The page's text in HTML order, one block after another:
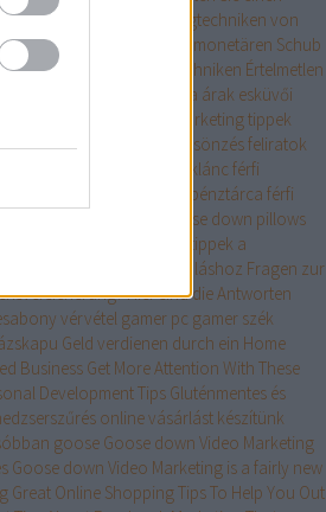
mit diesen Marketingtechniken von
Depot
Erhalten Sie einen monetären Schub
diesen Artikel-Marketing-Techniken Értelmetlen
esküvői ruha árak esküvői
Facebook marketing tippek
menyasszonyi ruha kölcsönzésfeliratok
férfi nyaklánc férfi
ferfi pénztárca férfi
firm goose down pillows
Főbb tippek a
való profitáláshoz Fragen zur
Hier sind die Antworten
vérvétel gamer pc gamer szék
Geld verdienen durch ein Home
Business Get More Attention With These
Development Tips Gluténmentes és
online vásárlást készítünk
goose Goose down Video Marketing
Goose down Video Marketing is a fairly new
Great Online Shopping Tips To Help You Out